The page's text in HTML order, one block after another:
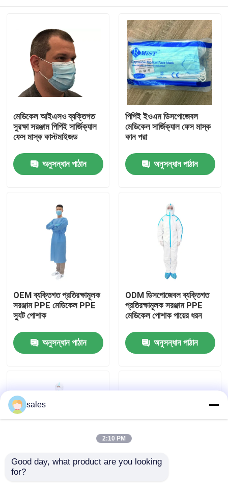
আমাদের সম্পর্কে
কারখানা ভ্রমণ
মান নিয়ন্ত্রণ
আমাদের সাথে যোগাযোগ করুন
উদ্ধৃতির জন্য আবেদন
মেডিকেল আইএসও ব্যক্তিগত
সুরক্ষা সরঞ্জাম পিপিই সার্জিক্যাল
ফেস মাস্ক কাস্টমাইজড
অনুসন্ধান পাঠান
পিপিই ইওএম ডিসপোজেবল
মেডিকেল সার্জিক্যাল ফেস মাস্ক
কান পরা
অনুসন্ধান পাঠান
OEM ব্যক্তিগত প্রতিরক্ষামূলক
সরঞ্জাম PPE মেডিকেল PPE
স্যুট পোশাক
অনুসন্ধান পাঠান
ODM ডিসপোজেবল ব্যক্তিগত
প্রতিরক্ষামূলক সরঞ্জাম PPE
মেডিকেল পোশাক পায়ের ধরন
অনুসন্ধান পাঠান
মাইক্রোপোরাস পার্সোনাল
sales
2:10 PM
Good day, what product are you looking
for?